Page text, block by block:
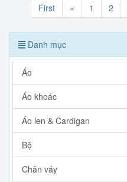
First « 1 2
Danh mục
Áo
Áo khoác
Áo len & Cardigan
Bộ
Chân váy